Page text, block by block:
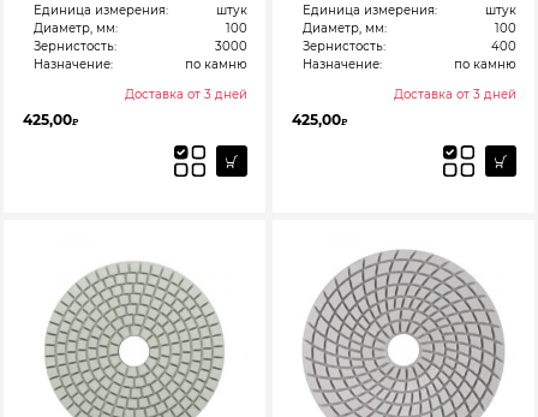
Единица измерения:
штук
Диаметр, мм:
100
Зернистость:
3000
Назначение:
по камню
Доставка от 3 дней
425,00₽
Единица измерения:
штук
Диаметр, мм:
100
Зернистость:
400
Назначение:
по камню
Доставка от 3 дней
425,00₽